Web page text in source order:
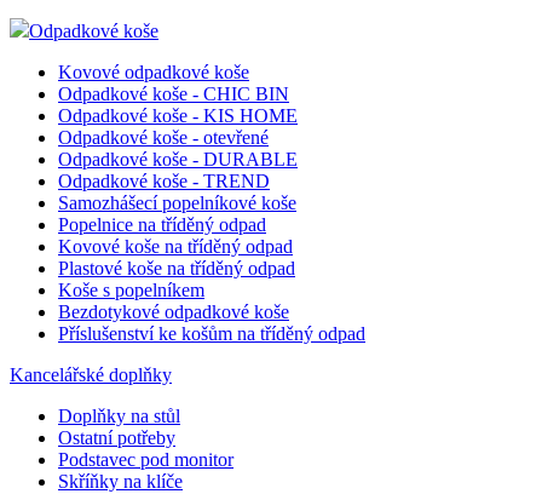
Odpadkové koše
Kovové odpadkové koše
Odpadkové koše - CHIC BIN
Odpadkové koše - KIS HOME
Odpadkové koše - otevřené
Odpadkové koše - DURABLE
Odpadkové koše - TREND
Samozhášecí popelníkové koše
Popelnice na tříděný odpad
Kovové koše na tříděný odpad
Plastové koše na tříděný odpad
Koše s popelníkem
Bezdotykové odpadkové koše
Příslušenství ke košům na tříděný odpad
Kancelářské doplňky
Doplňky na stůl
Ostatní potřeby
Podstavec pod monitor
Skříňky na klíče